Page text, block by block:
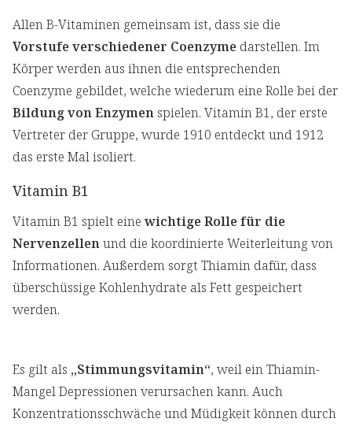
Allen B-Vitaminen gemeinsam ist, dass sie die
Vorstufe verschiedener Coenzyme darstellen. Im
Körper werden aus ihnen die entsprechenden
Coenzyme gebildet, welche wiederum eine Rolle bei der
Bildung von Enzymen spielen. Vitamin B1, der erste
Vertreter der Gruppe, wurde 1910 entdeckt und 1912
das erste Mal isoliert.
Vitamin B1
Vitamin B1 spielt eine wichtige Rolle für die
Nervenzellenund die koordinierte Weiterleitung von
Informationen. Außerdem sorgt Thiamin dafür, dass
überschüssige Kohlenhydrate als Fett gespeichert
werden.
Es gilt als „Stimmungsvitamin“, weil ein Thiamin-
Mangel Depressionen verursachen kann. Auch
Konzentrationsschwäche und Müdigkeit können durch